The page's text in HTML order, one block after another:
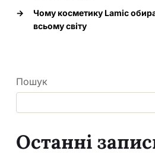
→
Чому косметику Lamic
всьому світу
Пошук
Останні